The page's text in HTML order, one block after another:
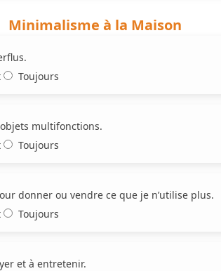
Minimalisme à la Maison
Toujours
multifonctions.
Toujours
donner ou vendre ce que je n’utilise plus.
Toujours
et à entretenir.